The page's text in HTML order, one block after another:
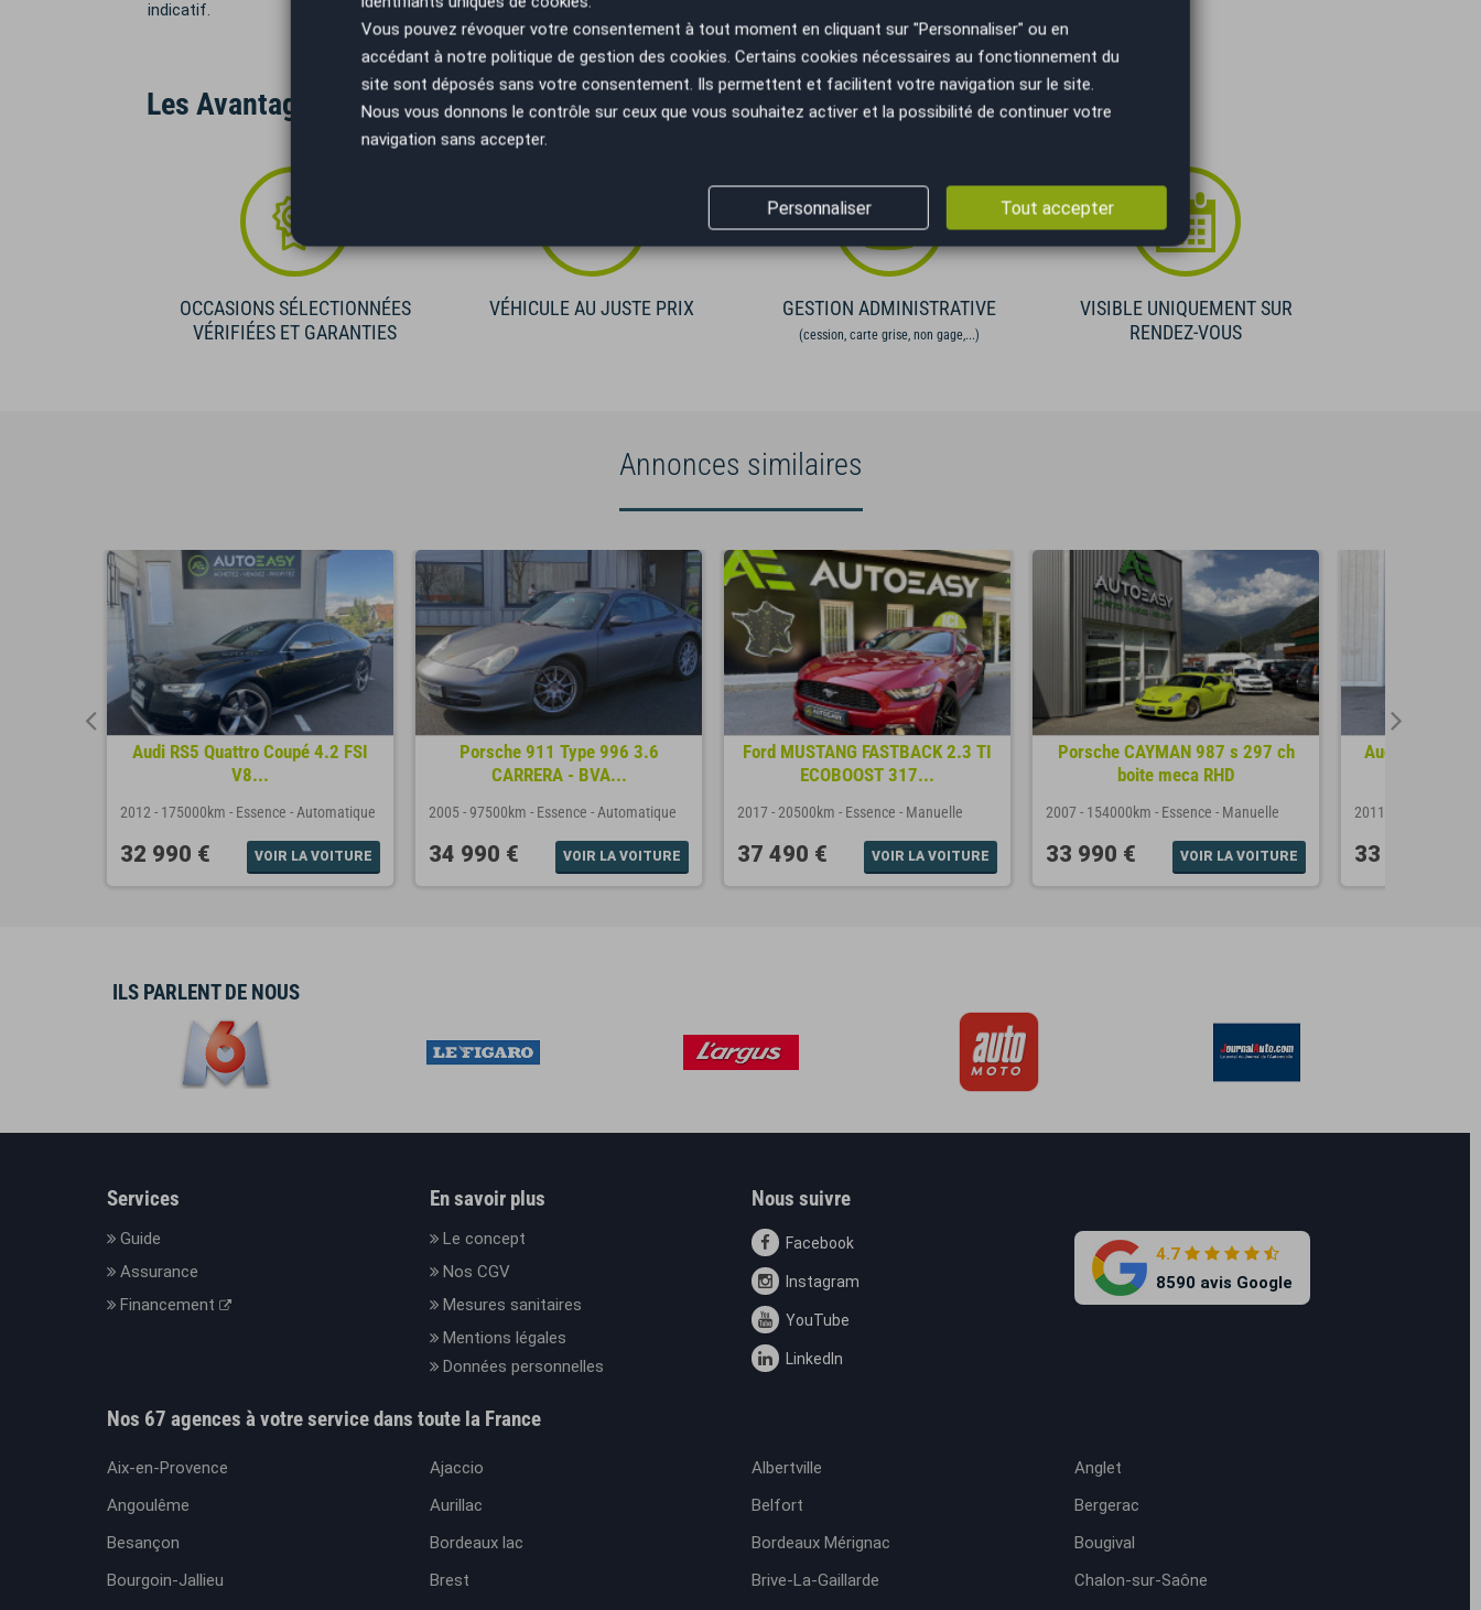
indicatif.
Les Avantages AutoEasy
OCCASIONS SÉLECTIONNÉES
VÉRIFIÉES ET GARANTIES
VÉHICULE AU JUSTE PRIX GESTION ADMINISTRATIVE
(cession, carte grise, non gage,...)
VISIBLE UNIQUEMENT SUR
RENDEZ-VOUS
Annonces similaires
Audi RS5 Quattro Coupé 4.2 FSI
V8...
2012- 175000km - Essence -Automatique
32 990 € VOIR LA VOITURE
Porsche 911 Type 996 3.6
CARRERA - BVA...
2005- 97500km - Essence -Automatique
34 990 € VOIR LA VOITURE
Ford MUSTANG FASTBACK 2.3 TI
ECOBOOST 317...
2017-20500km - Essence - Manuelle
37 490 € VOIR LA VOITURE
Porsche CAYMAN 987 s 297 ch
boite meca RHD
2007- 154000km - Essence - Manuelle
33 990 € VOIR LA VOITURE
Audi TT RS
2011
33 990 €
ILS PARLENT DE NOUS
Services
Guide
Assurance
Financement
En savoir plus
Le concept
Nos CGV
Mesures sanitaires
Mentions légales
Données personnelles
Nous suivre
Facebook
Instagram
YouTube
LinkedIn
4.7
8590 avis Google
Nos 67 agences à votre service dans toute la France
Aix-en-Provence Ajaccio Albertville
Anglet
Angoulême
Aurillac Belfort
Bergerac
Besançon
Bordeaux lac Bordeaux Mérignac
Bougival
Bourgoin-Jallieu
Brest Brive-La-Gaillarde
Chalon-sur-Saône
Vous pouvez révoquer votre consentement à tout moment en cliquant sur "Personnaliser" ou en
accédant à notre politique de gestion des cookies. Certains cookies nécessaires au fonctionnement du
site sont déposés sans votre consentement. Ils permettent et facilitent votre navigation sur le site.
Nous vous donnons le contrôle sur ceux que vous souhaitez activer et la possibilité de continuer votre
navigation sans accepter.
Tout accepter
Personnaliser